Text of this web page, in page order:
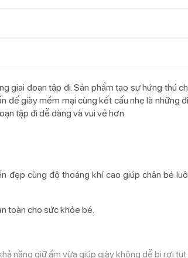
giai đoạn tập đi. Sản phẩm tạo sự hứng thú
đế giày mềm mại cùng kết cấu nhẹ là những
tập đi dễ dàng và vui vẻ hơn.
đẹp cùng độ thoáng khí cao giúp chân bé
toàn cho sức khỏe bé.
năng giữ ấm vừa giúp giày không dễ bị rơi tụt